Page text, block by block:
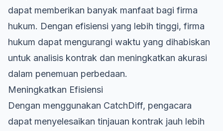
dapat memberikan banyak manfaat bagi firma
hukum. Dengan efisiensi yang lebih tinggi, firma
hukum dapat mengurangi waktu yang dihabiskan
untuk analisis kontrak dan meningkatkan akurasi
dalam penemuan perbedaan.
Meningkatkan Efisiensi
Dengan menggunakan CatchDiff, pengacara
dapat menyelesaikan tinjauan kontrak jauh lebih